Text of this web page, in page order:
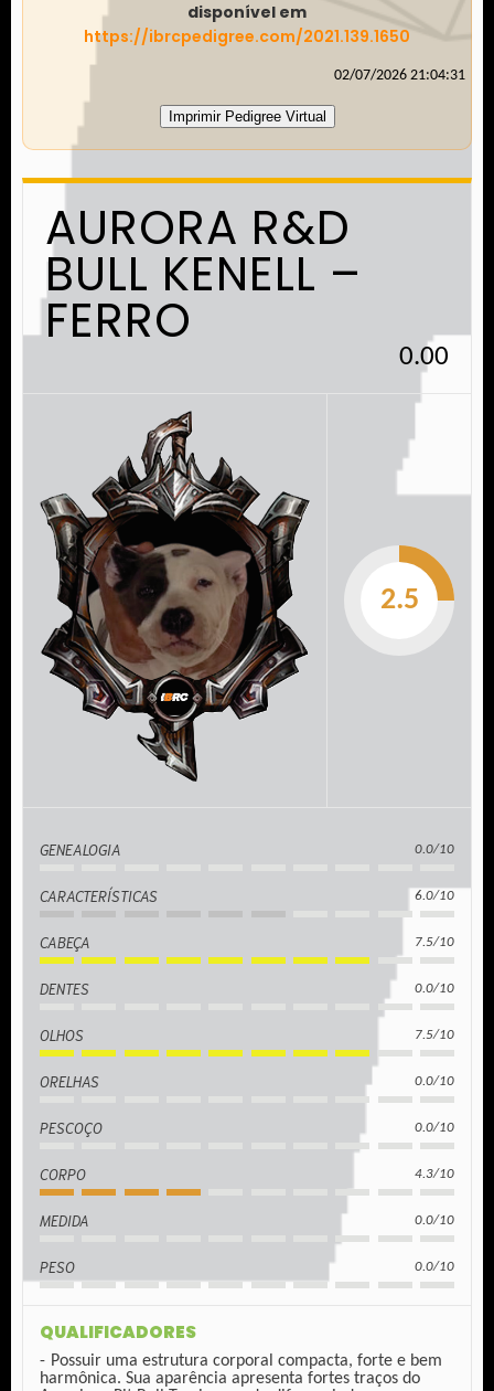
disponível em
https://ibrcpedigree.com/2021.139.1650
02/07/2026 21:04:31
Imprimir Pedigree Virtual
AURORA R&D
BULL KENELL –
FERRO
0.00
2.5
GENEALOGIA 0.0/10
CARACTERÍSTICAS 6.0/10
CABEÇA 7.5/10
DENTES 0.0/10
OLHOS 7.5/10
ORELHAS 0.0/10
PESCOÇO 0.0/10
CORPO 4.3/10
MEDIDA 0.0/10
PESO 0.0/10
QUALIFICADORES
Possuir uma estrutura corporal compacta, forte e bem
harmônica. Sua aparência apresenta fortes traços do